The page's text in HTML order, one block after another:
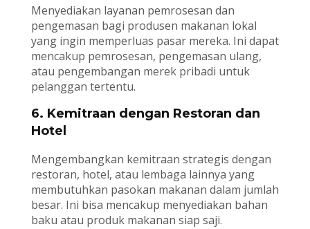
Menyediakan layanan pemrosesan dan
pengemasan bagi produsen makanan lokal
yang ingin memperluas pasar mereka. Ini dapat
mencakup pemrosesan, pengemasan ulang,
atau pengembangan merek pribadi untuk
pelanggan tertentu.
6. Kemitraan dengan Restoran dan
Hotel
Mengembangkan kemitraan strategis dengan
restoran, hotel, atau lembaga lainnya yang
membutuhkan pasokan makanan dalam jumlah
besar. Ini bisa mencakup menyediakan bahan
baku atau produk makanan siap saji.